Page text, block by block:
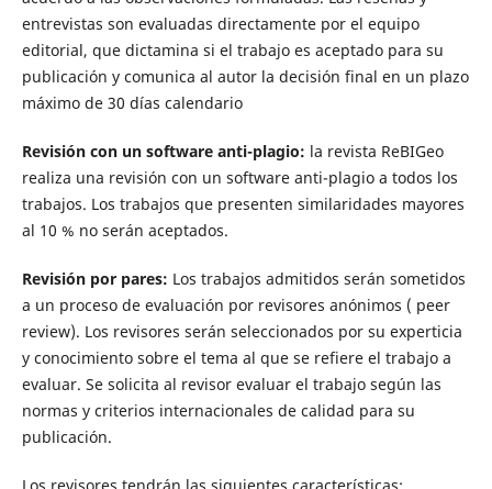
entrevistas son evaluadas directamente por el equipo
editorial, que dictamina si el trabajo es aceptado para su
publicación y comunica al autor la decisión final en un plazo
máximo de 30 días calendario
Revisión con un software anti-plagio: la revista ReBIGeo
realiza una revisión con un software anti-plagio a todos los
trabajos. Los trabajos que presenten similaridades mayores
al 10 % no serán aceptados.
Revisión por pares: Los trabajos admitidos serán sometidos
a un proceso de evaluación por revisores anónimos ( peer
review). Los revisores serán seleccionados por su experticia
y conocimiento sobre el tema al que se refiere el trabajo a
evaluar. Se solicita al revisor evaluar el trabajo según las
normas y criterios internacionales de calidad para su
publicación.